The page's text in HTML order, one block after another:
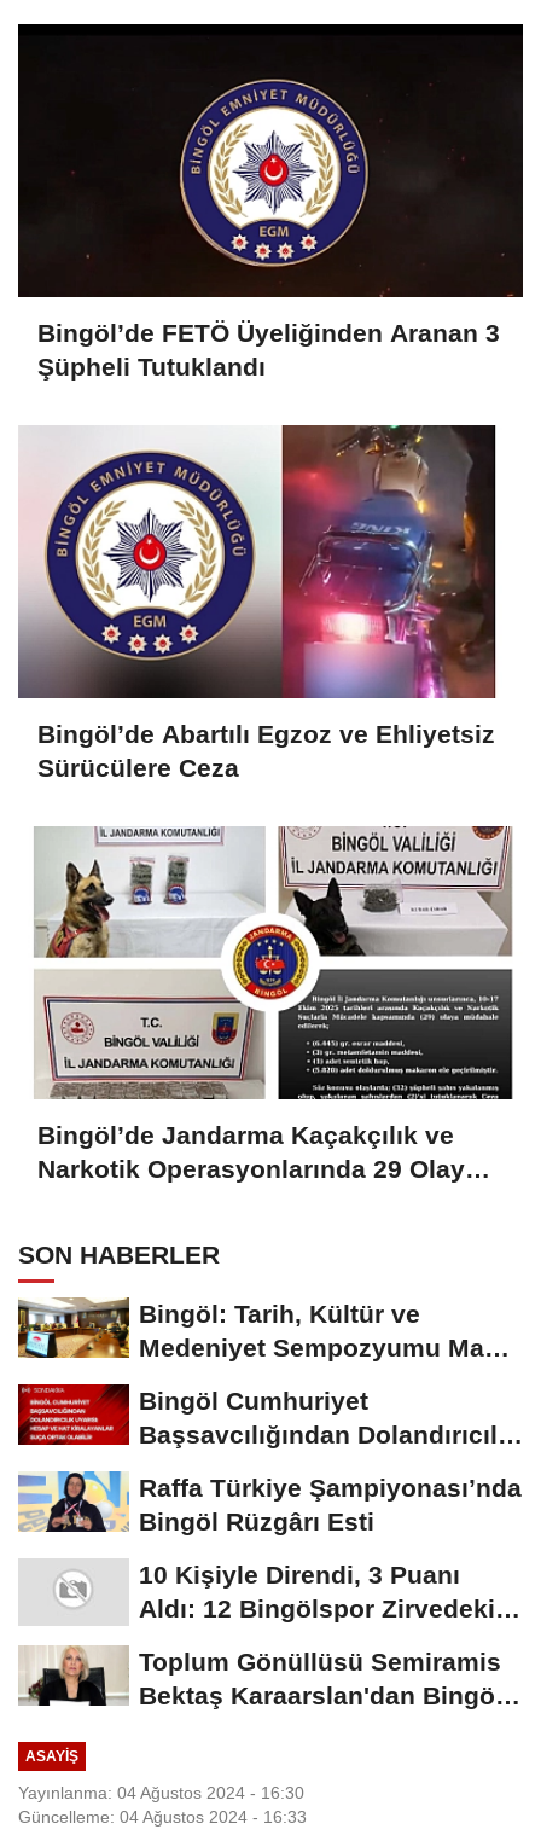
Bingöl’de FETÖ Üyeliğinden Aranan 3
Şüpheli Tutuklandı
Bingöl’de Abartılı Egzoz ve Ehliyetsiz
Sürücülere Ceza
Bingöl’de Jandarma Kaçakçılık ve
Narkotik Operasyonlarında 29 Olaya
SON HABERLER
Bingöl: Tarih, Kültür ve
Medeniyet Sempozyumu Mayıs
Bingöl Cumhuriyet
Başsavcılığından Dolandırıcılık
Raffa Türkiye Şampiyonası’nda
Bingöl Rüzgârı Esti
10 Kişiyle Direndi, 3 Puanı
Aldı: 12 Bingölspor Zirvedeki
Toplum Gönüllüsü Semiramis
Bektaş Karaarslan'dan Bingöl
ASAYIŞ
Yayınlanma: 04 Ağustos 2024 - 16:30
Güncelleme: 04 Ağustos 2024 - 16:33